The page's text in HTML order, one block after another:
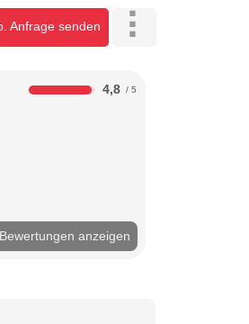
Anfrage senden
4,8
anzeigen